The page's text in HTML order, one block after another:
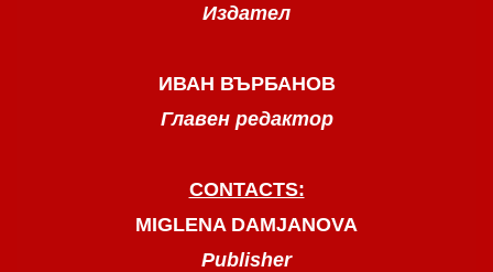
Издател
ИВАН ВЪРБАНОВ
Главен редактор
CONTACTS:
MIGLENA DAMJANOVA
Publisher